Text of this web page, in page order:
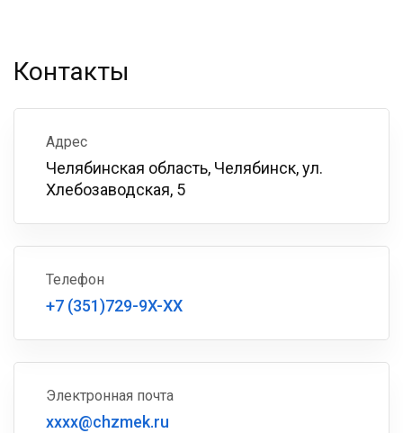
Контакты
Адрес
Челябинская область, Челябинск, ул.
Хлебозаводская, 5
Телефон
+7 (351)729-9X-XX
Электронная почта
xxxx@chzmek.ru